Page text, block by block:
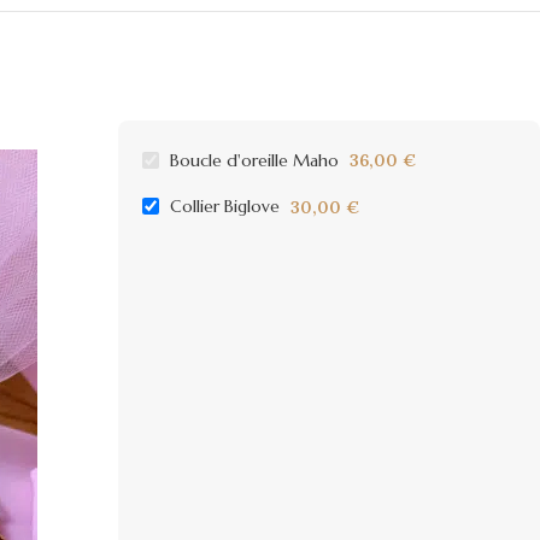
Boucle d'oreille Maho 36,00 €
Collier Biglove 30,00 €